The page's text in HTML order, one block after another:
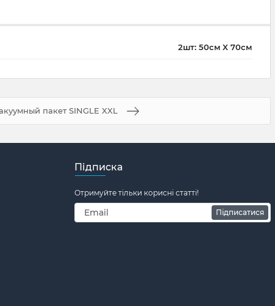
2шт: 50см X 70см
пакет SINGLE XXL
Підписка
Отримуйте тільки корисні статті!
Підписатися